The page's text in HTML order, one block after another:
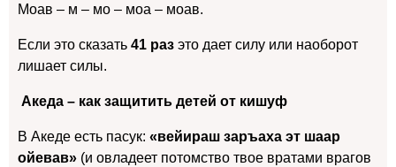
Моав – м – мо – моа – моав.
Если это сказать 41 раз это дает силу или наоборот
лишает силы.
Акеда – как защитить детей от кишуф
В Акеде есть пасук: «вейираш заръаха эт шаар
ойевав» (и овладеет потомство твое вратами врагов